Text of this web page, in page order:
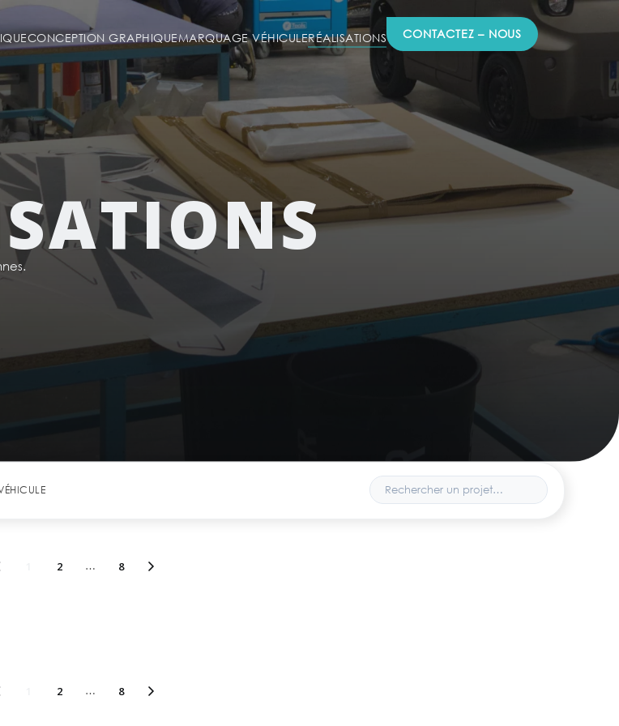
CONCEPTION GRAPHIQUEMARQUAGE VÉHICULERÉALISATIONS CONTACTEZ – NOUS
2 … 8
2 … 8